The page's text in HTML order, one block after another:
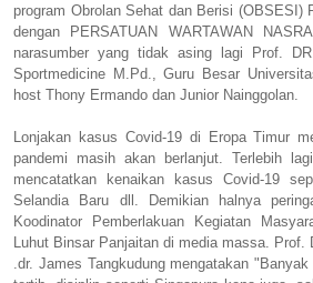
program Obrolan Sehat dan Berisi (OBSESI)
dengan PERSATUAN WARTAWAN
narasumber yang tidak asing lagi Prof.
Sportmedicine M.Pd., Guru Besar
host Thony Ermando dan Junior Nainggolan.
Lonjakan kasus Covid-19 di Eropa Timur
pandemi masih akan berlanjut. Terlebih
mencatatkan kenaikan kasus Covid-19
Selandia Baru dll. Demikian halnya
Koodinator Pemberlakuan Kegiatan
Luhut Binsar Panjaitan di media massa. Prof.
.dr. James Tangkudung mengatakan